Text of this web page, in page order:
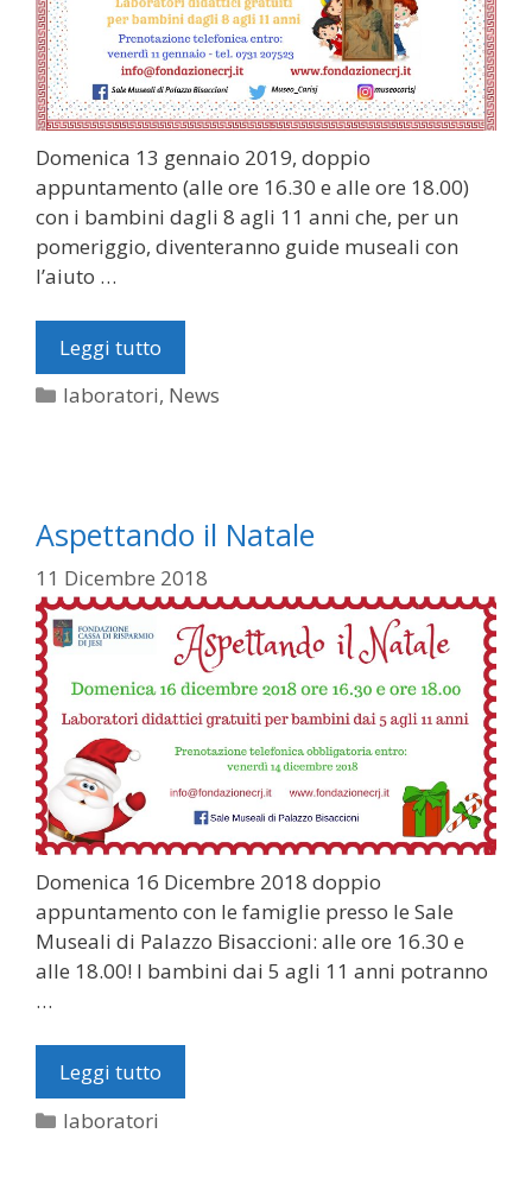
Domenica 13 gennaio 2019, doppio
appuntamento (alle ore 16.30 e alle ore 18.00)
con i bambini dagli 8 agli 11 anni che, per un
pomeriggio, diventeranno guide museali con
l’aiuto …
Leggi tutto
Categorie
laboratori, News
Aspettando il Natale
11 Dicembre 2018
Domenica 16 Dicembre 2018 doppio
appuntamento con le famiglie presso le Sale
Museali di Palazzo Bisaccioni: alle ore 16.30 e
alle 18.00! I bambini dai 5 agli 11 anni potranno
…
Leggi tutto
Categorie
laboratori